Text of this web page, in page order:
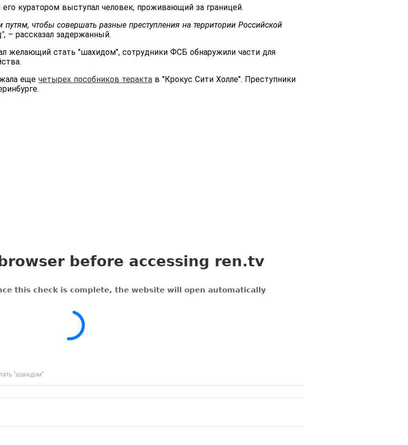
куратором выступал человек, проживающий за границей.
чтобы совершать разные преступления на территории Российской
, – рассказал задержанный.
желающий стать "шахидом", сотрудники ФСБ обнаружили части для
еще четырех пособников теракта в "Крокус Сити Холле". Преступники
"шахидом"